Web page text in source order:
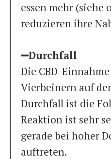
essen mehr (siehe
reduzieren ihre
➖Durchfall
Die CBD-
Vierbeinern auf
Durchfall ist die
Reaktion ist sehr
gerade bei hoher
auftreten.